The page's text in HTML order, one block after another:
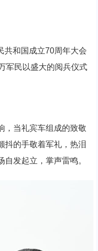
和国成立70周年大会
军民以盛大的阅兵仪式
当礼宾车组成的致敬
抖的手敬着军礼，热泪
发起立，掌声雷鸣。